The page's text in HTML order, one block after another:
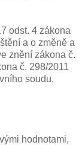
odst. 4 zákona
a o změně a
znění zákona č.
č. 298/2011
soudu,
hodnotami,